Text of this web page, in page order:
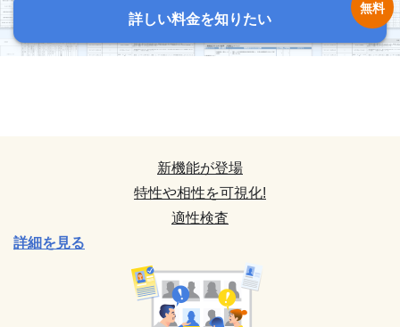
詳しい料金を知りたい
詳しい料金を知りたい
詳しい料金を知りたい
新機能が登場
特性や相性を可視化!
適性検査
詳細を見る